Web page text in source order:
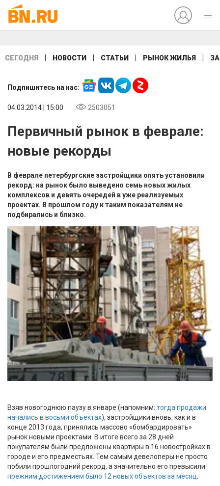
СЕГОДНЯ НОВОСТИ СТАТЬИ РЫНОК ЖИЛЬЯ
Подпишитесь на нас:
04.03.2014 | 15:00 2503051
Первичный рынок в феврале:
новые рекорды
В феврале петербургские застройщики опять установили
рекорд: на рынок было выведено семь новых жилых
комплексов и девять очередей в уже реализуемых
проектах. В прошлом году к таким показателям не
подбирались и близко.
Взяв новогоднюю паузу в январе (напомним: тогда продажи
начались в восьми объектах), застройщики вновь, как и в
конце 2013 года, принялись массово «бомбардировать»
рынок новыми проектами. В итоге всего за 28 дней
покупателям были предложены квартиры в 16 новостройках в
городе и его предместьях. Тем самым девелоперы не просто
побили прошлогодний рекорд, а значительно его превысили:
прежним достижением было 12 новых объектов за месяц